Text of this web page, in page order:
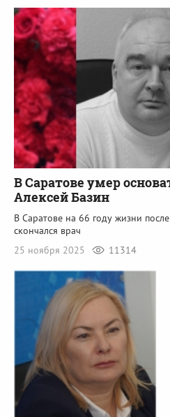
В Саратове умер
Алексей Базин
В Саратове на 66 году жизни
скончался врач
25 ноября 2025
11314